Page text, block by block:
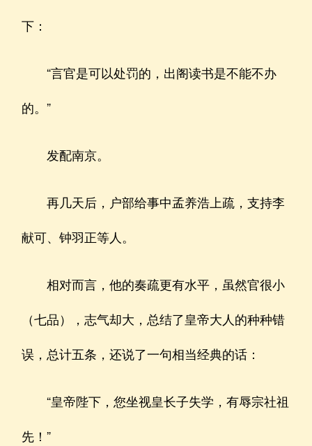
下：
“言官是可以处罚的，出阁读书是不能不办
的。”
发配南京。
再几天后，户部给事中孟养浩上疏，支持李
献可、钟羽正等人。
相对而言，他的奏疏更有水平，虽然官很小
（七品），志气却大，总结了皇帝大人的种种错
误，总计五条，还说了一句相当经典的话：
“皇帝陛下，您坐视皇长子失学，有辱宗社祖
先！”